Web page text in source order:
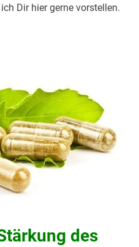
Dir hier gerne vorstellen.
des